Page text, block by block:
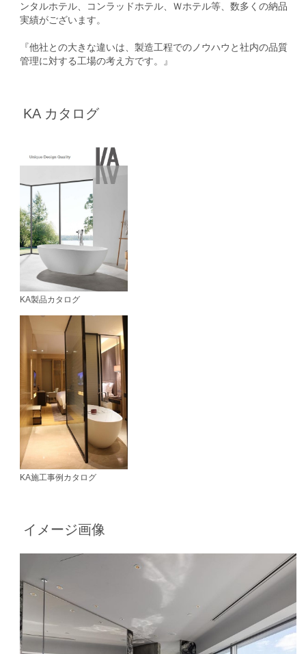
ンタルホテル、コンラッドホテル、Ｗホテル等、数多くの納品
実績がございます。
『他社との大きな違いは、製造工程でのノウハウと社内の品質
管理に対する工場の考え方です。』
KA カタログ
KA製品カタログ
KA施工事例カタログ
イメージ画像